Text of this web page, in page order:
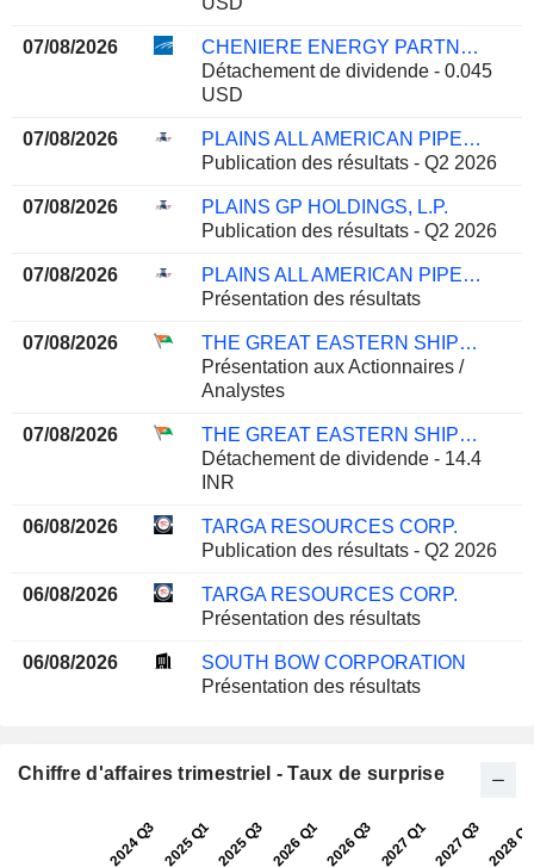
07/08/2026
CHENIERE ENERGY PARTNERS, L.P.
Détachement de dividende - 0.045
USD
07/08/2026
PLAINS ALL AMERICAN PIPELINE, L.P.
Publication des résultats - Q2 2026
07/08/2026
PLAINS GP HOLDINGS, L.P.
Publication des résultats - Q2 2026
07/08/2026
PLAINS ALL AMERICAN PIPELINE, L.P.
Présentation des résultats
07/08/2026
THE GREAT EASTERN SHIPPING COMPANY LIMITED
Présentation aux Actionnaires /
Analystes
07/08/2026
THE GREAT EASTERN SHIPPING COMPANY LIMITED
Détachement de dividende - 14.4
INR
06/08/2026
TARGA RESOURCES CORP.
Publication des résultats - Q2 2026
06/08/2026
TARGA RESOURCES CORP.
Présentation des résultats
06/08/2026
SOUTH BOW CORPORATION
Présentation des résultats
Chiffre d'affaires trimestriel - Taux de surprise